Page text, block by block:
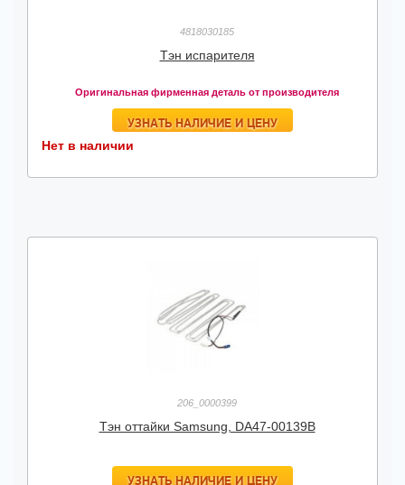
4818030185
Тэн испарителя
Оригинальная фирменная деталь от производителя
УЗНАТЬ НАЛИЧИЕ И ЦЕНУ
Нет в наличии
206_0000399
Тэн оттайки Samsung, DA47-00139B
УЗНАТЬ НАЛИЧИЕ И ЦЕНУ